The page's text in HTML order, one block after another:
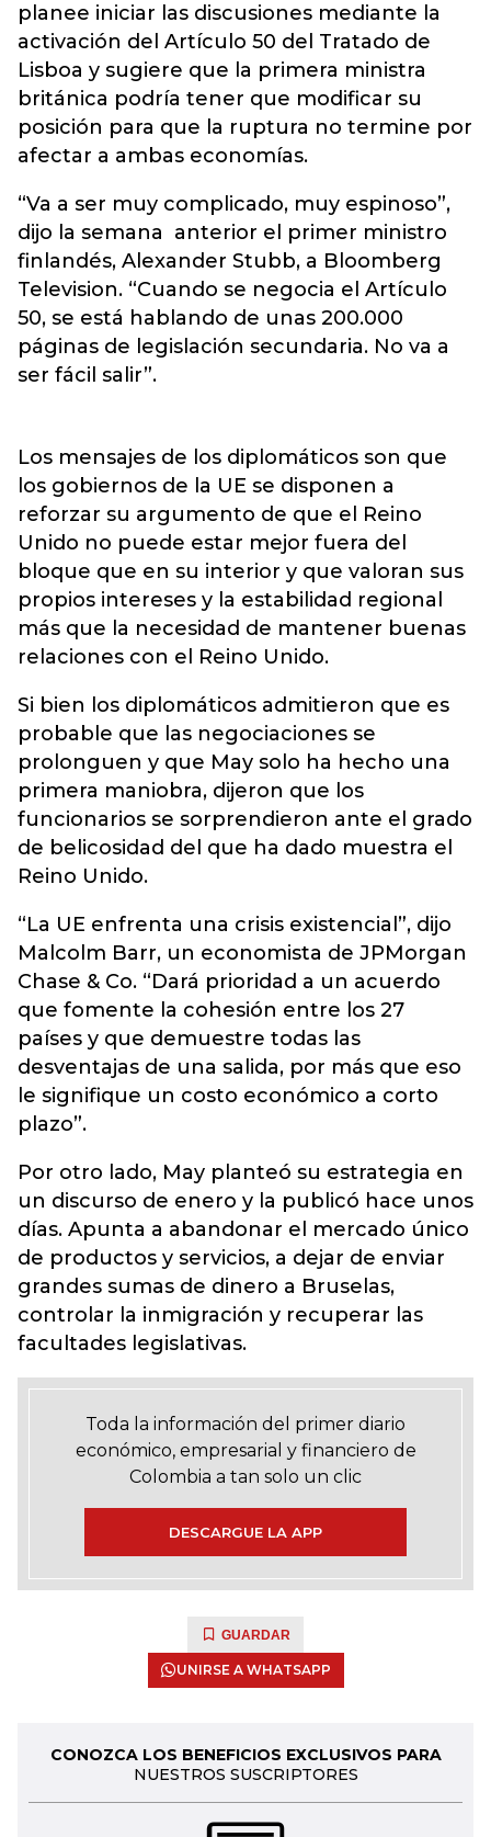
planee iniciar las discusiones mediante la
activación del Artículo 50 del Tratado de
Lisboa y sugiere que la primera ministra
británica podría tener que modificar su
posición para que la ruptura no termine por
afectar a ambas economías.
“Va a ser muy complicado, muy espinoso”,
dijo la semana anterior el primer ministro
finlandés, Alexander Stubb, a Bloomberg
Television. “Cuando se negocia el Artículo
50, se está hablando de unas 200.000
páginas de legislación secundaria. No va a
ser fácil salir”.
Los mensajes de los diplomáticos son que
los gobiernos de la UE se disponen a
reforzar su argumento de que el Reino
Unido no puede estar mejor fuera del
bloque que en su interior y que valoran sus
propios intereses y la estabilidad regional
más que la necesidad de mantener buenas
relaciones con el Reino Unido.
Si bien los diplomáticos admitieron que es
probable que las negociaciones se
prolonguen y que May solo ha hecho una
primera maniobra, dijeron que los
funcionarios se sorprendieron ante el grado
de belicosidad del que ha dado muestra el
Reino Unido.
“La UE enfrenta una crisis existencial”, dijo
Malcolm Barr, un economista de JPMorgan
Chase & Co. “Dará prioridad a un acuerdo
que fomente la cohesión entre los 27
países y que demuestre todas las
desventajas de una salida, por más que eso
le signifique un costo económico a corto
plazo”.
Por otro lado, May planteó su estrategia en
un discurso de enero y la publicó hace unos
días. Apunta a abandonar el mercado único
de productos y servicios, a dejar de enviar
grandes sumas de dinero a Bruselas,
controlar la inmigración y recuperar las
facultades legislativas.
Toda la información del primer diario
económico, empresarial y financiero de
Colombia a tan solo un clic
DESCARGUE LA APP
GUARDAR
UNIRSE A WHATSAPP
CONOZCA LOS BENEFICIOS EXCLUSIVOS PARA
NUESTROS SUSCRIPTORES